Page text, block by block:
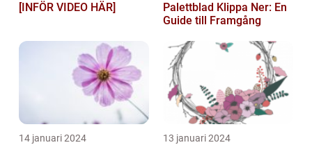
[INFÖR VIDEO HÄR]
Palettblad Klippa Ner: En
Guide till Framgång
14 januari 2024 13 januari 2024